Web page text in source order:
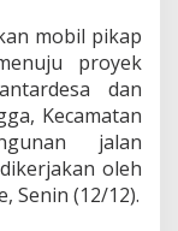
mobil pikap
proyek
dan
Kecamatan
jalan
oleh
Senin (12/12).